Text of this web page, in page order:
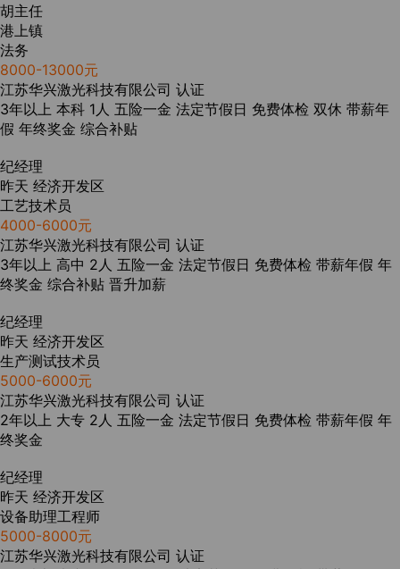
胡主任
港上镇
法务
8000-13000元
江苏华兴激光科技有限公司 认证
3年以上 本科 1人 五险一金 法定节假日 免费体检 双休 带薪年
假 年终奖金 综合补贴
纪经理
昨天 经济开发区
工艺技术员
4000-6000元
江苏华兴激光科技有限公司 认证
3年以上 高中 2人 五险一金 法定节假日 免费体检 带薪年假 年
终奖金 综合补贴 晋升加薪
纪经理
昨天 经济开发区
生产测试技术员
5000-6000元
江苏华兴激光科技有限公司 认证
2年以上 大专 2人 五险一金 法定节假日 免费体检 带薪年假 年
终奖金
纪经理
昨天 经济开发区
设备助理工程师
5000-8000元
江苏华兴激光科技有限公司 认证